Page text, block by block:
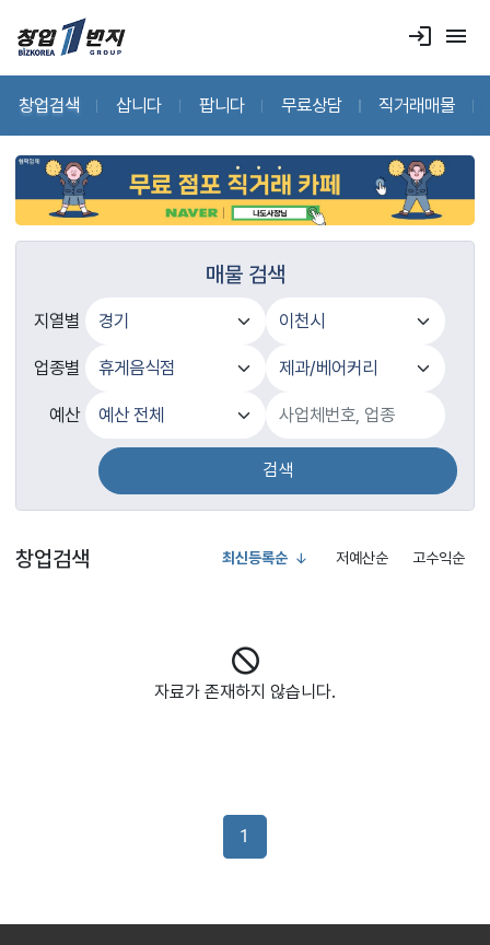
login menu
창업검색 삽니다 팝니다 무료상담 직거래매물
매물 검색
지열별
업종별
예산
검색
창업검색 최신등록순 저예산순 고수익순
자료가 존재하지 않습니다.
1